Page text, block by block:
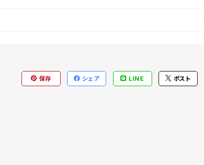
保存 シェア LINE ポスト